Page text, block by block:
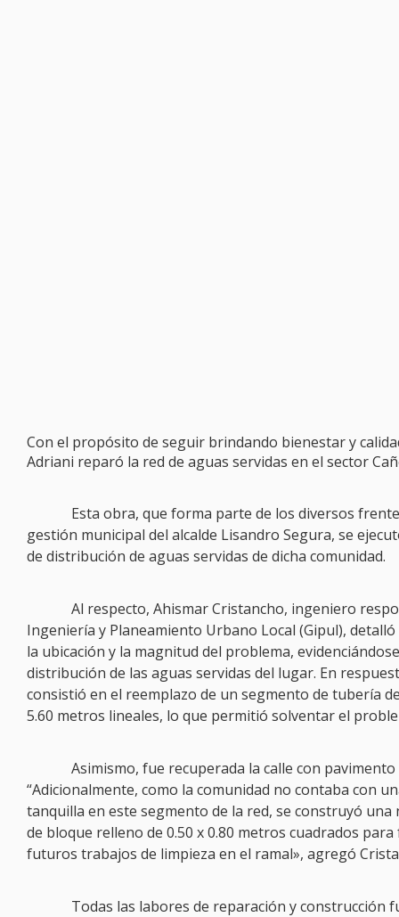
Con el propósito de seguir brindando bienestar y
Adriani reparó la red de aguas servidas en el sector
Esta obra, que forma parte de los diversos
gestión municipal del alcalde Lisandro Segura, se
de distribución de aguas servidas de dicha comunidad.
Al respecto, Ahismar Cristancho, ingeniero
Ingeniería y Planeamiento Urbano Local (Gipul),
la ubicación y la magnitud del problema,
distribución de las aguas servidas del lugar. En
consistió en el reemplazo de un segmento de tubería
5.60 metros lineales, lo que permitió solventar el
Asimismo, fue recuperada la calle con
“Adicionalmente, como la comunidad no contaba con
tanquilla en este segmento de la red, se construyó una
de bloque relleno de 0.50 x 0.80 metros cuadrados
futuros trabajos de limpieza en el ramal», agregó
Todas las labores de reparación y construcción